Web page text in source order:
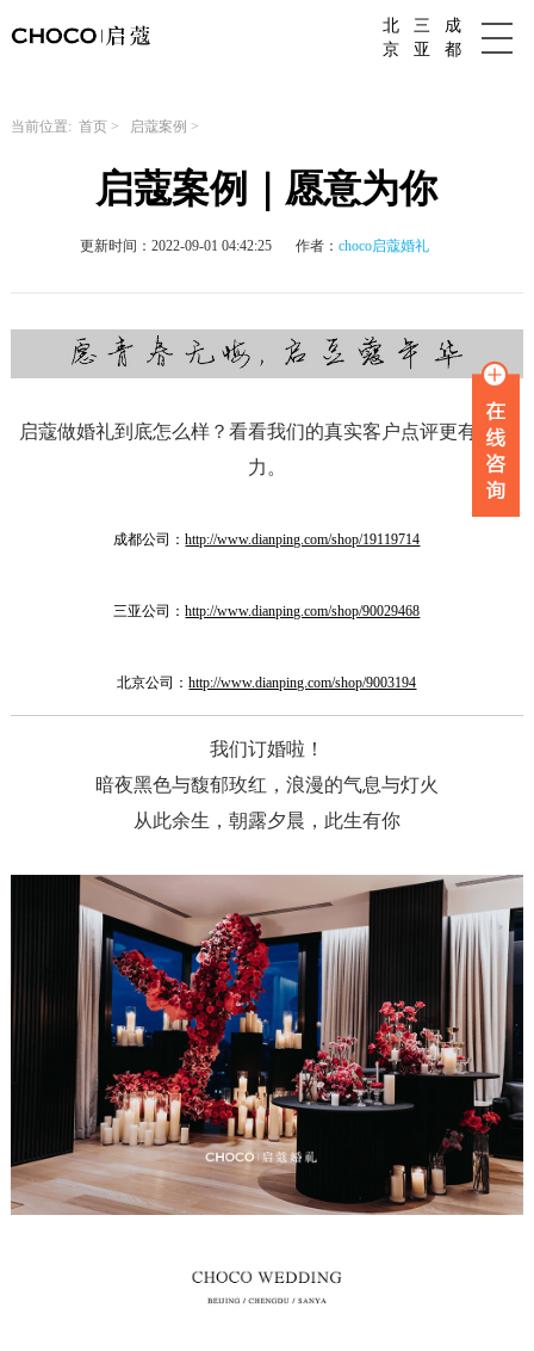
北
京
三
亚
成
都
当前位置: 首页> 启蔻案例 >
启蔻案例｜愿意为你
更新时间：2022-09-01 04:42:25 作者：choco启蔻婚礼
启蔻做婚礼到底怎么样？看看我们的真实客户点评更有说服
力。
成都公司：http://www.dianping.com/shop/19119714
三亚公司：http://www.dianping.com/shop/90029468
北京公司：http://www.dianping.com/shop/9003194
我们订婚啦！
暗夜黑色与馥郁玫红，浪漫的气息与灯火
从此余生，朝露夕晨，此生有你